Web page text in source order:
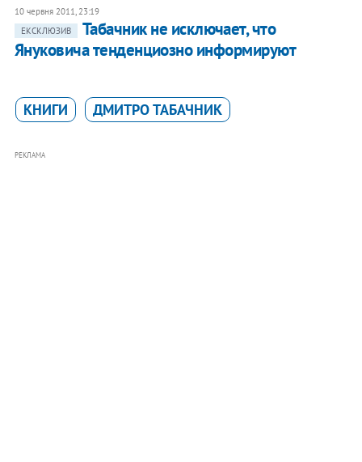
10 червня 2011, 23:19
ЕКСКЛЮЗИВ
Табачник не исключает, что
Януковича тенденциозно информируют
КНИГИ ДМИТРО ТАБАЧНИК
РЕКЛАМА